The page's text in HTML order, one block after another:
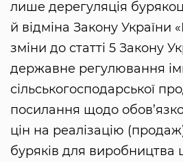
лише дерегуляція
й відміна Закону України
зміни до статті 5 Закону
державне регулювання
сільськогосподарської
посилання щодо
цін на реалізацію
буряків для виробництва